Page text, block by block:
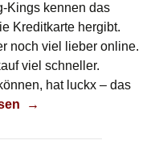
Kings kennen das
Kreditkarte hergibt.
noch viel lieber online.
viel schneller.
hat luckx – das
getappt
→